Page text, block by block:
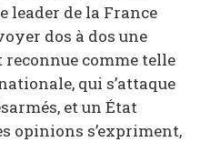
leader de la France
dos à dos une
comme telle
qui s’attaque
et un État
opinions s’expriment,